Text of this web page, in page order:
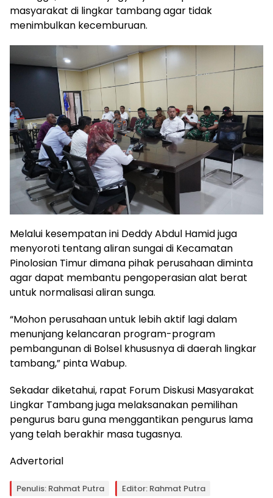
masyarakat di lingkar tambang agar tidak
menimbulkan kecemburuan.
Melalui kesempatan ini Deddy Abdul Hamid juga
menyoroti tentang aliran sungai di Kecamatan
Pinolosian Timur dimana pihak perusahaan diminta
agar dapat membantu pengoperasian alat berat
untuk normalisasi aliran sunga.
“Mohon perusahaan untuk lebih aktif lagi dalam
menunjang kelancaran program-program
pembangunan di Bolsel khususnya di daerah lingkar
tambang,” pinta Wabup.
Sekadar diketahui, rapat Forum Diskusi Masyarakat
Lingkar Tambang juga melaksanakan pemilihan
pengurus baru guna menggantikan pengurus lama
yang telah berakhir masa tugasnya.
Advertorial
Penulis: Rahmat Putra Editor: Rahmat Putra